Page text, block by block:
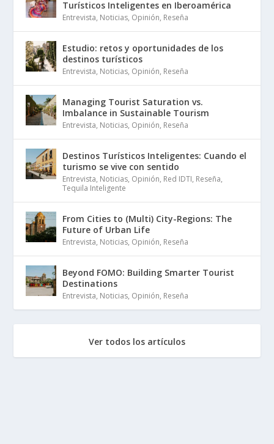
Turísticos Inteligentes en Iberoamérica
Entrevista, Noticias, Opinión, Reseña
Estudio: retos y oportunidades de los
destinos turísticos
Entrevista, Noticias, Opinión, Reseña
Managing Tourist Saturation vs.
Imbalance in Sustainable Tourism
Entrevista, Noticias, Opinión, Reseña
Destinos Turísticos Inteligentes: Cuando el
turismo se vive con sentido
Entrevista, Noticias, Opinión, Red IDTI, Reseña,
Tequila Inteligente
From Cities to (Multi) City-Regions: The
Future of Urban Life
Entrevista, Noticias, Opinión, Reseña
Beyond FOMO: Building Smarter Tourist
Destinations
Entrevista, Noticias, Opinión, Reseña
Ver todos los artículos